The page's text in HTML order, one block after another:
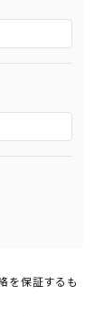
を保証するも